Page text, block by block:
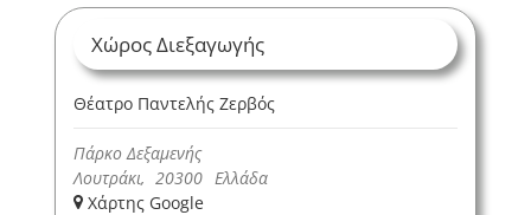
Χώρος Διεξαγωγής
Θέατρο Παντελής Ζερβός
Πάρκο Δεξαμενής
Λουτράκι, 20300 Ελλάδα
+ Χάρτης Google